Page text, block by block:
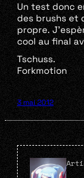
Un test donc
des brushs et
propre.
cool au final
Tschuss.
Forkmotion
3 mai 2012